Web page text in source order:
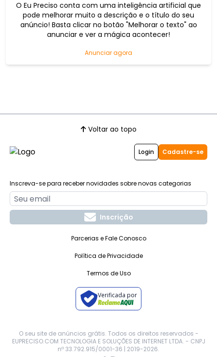
O Eu Preciso conta com uma inteligência artificial que
pode melhorar muito a descrição e o título do seu
anúncio! Basta clicar no botão "Melhorar o texto" ao
anunciar e ver a mágica acontecer!
Anunciar agora
Voltar ao topo
Login Cadastre-se
Inscreva-se para receber novidades sobre novas categorias
Inscrição
Parcerias e Fale Conosco
Política de Privacidade
Termos de Uso
Verificada por
O seu site de anúncios grátis. Todos os direitos reservados -
EUPRECISO.COM TECNOLOGIA E SOLUÇÕES DE INTERNET LTDA. - CNPJ
nº 33.792.915/0001-36 | 2019-2026.